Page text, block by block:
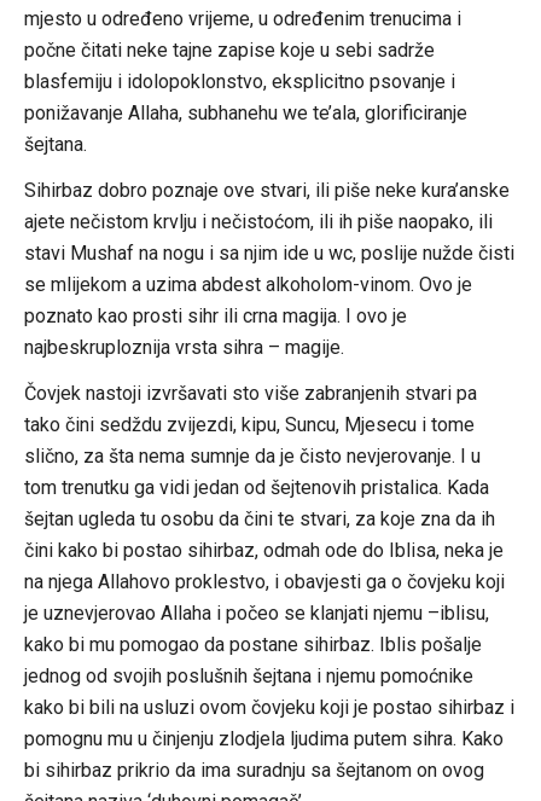
mjesto u određeno vrijeme, u određenim trenucima i
počne čitati neke tajne zapise koje u sebi sadrže
blasfemiju i idolopoklonstvo, eksplicitno psovanje i
ponižavanje Allaha, subhanehu we te’ala, glorificiranje
šejtana.
Sihirbaz dobro poznaje ove stvari, ili piše neke kura’anske
ajete nečistom krvlju i nečistoćom, ili ih piše naopako, ili
stavi Mushaf na nogu i sa njim ide u wc, poslije nužde čisti
se mlijekom a uzima abdest alkoholom-vinom. Ovo je
poznato kao prosti sihr ili crna magija. I ovo je
najbeskruploznija vrsta sihra – magije.
Čovjek nastoji izvršavati sto više zabranjenih stvari pa
tako čini sedždu zvijezdi, kipu, Suncu, Mjesecu i tome
slično, za šta nema sumnje da je čisto nevjerovanje. I u
tom trenutku ga vidi jedan od šejtenovih pristalica. Kada
šejtan ugleda tu osobu da čini te stvari, za koje zna da ih
čini kako bi postao sihirbaz, odmah ode do Iblisa, neka je
na njega Allahovo proklestvo, i obavjesti ga o čovjeku koji
je uznevjerovao Allaha i počeo se klanjati njemu –iblisu,
kako bi mu pomogao da postane sihirbaz. Iblis pošalje
jednog od svojih poslušnih šejtana i njemu pomoćnike
kako bi bili na usluzi ovom čovjeku koji je postao sihirbaz i
pomognu mu u činjenju zlodjela ljudima putem sihra. Kako
bi sihirbaz prikrio da ima suradnju sa šejtanom on ovog